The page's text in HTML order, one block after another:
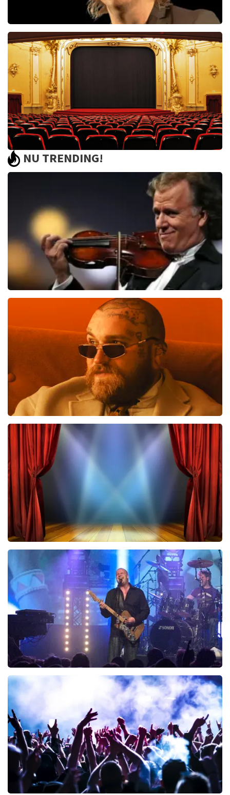
Jan Jaap Van Der Wal
BEKIJKEN
Saturday Night Fever
NU TRENDING!
laatste 30 minuten
BESTEL NU
Teddy Swims
433 laatste 30 minuten
BESTEL NU
40 45 De Musical
243laatste 30 minuten
BESTEL NU
BESTEL NU